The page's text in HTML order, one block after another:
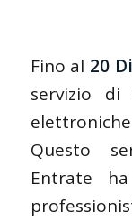
Fino al 20
servizio di
Questo
Entrate